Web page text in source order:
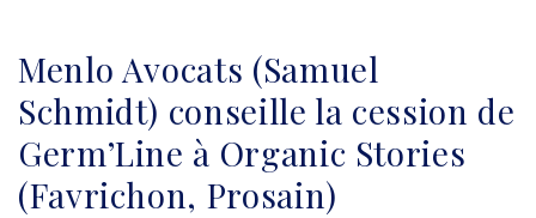
Menlo Avocats (Samuel
Schmidt) conseille la cession de
Germ’Line à Organic Stories
(Favrichon, Prosain)